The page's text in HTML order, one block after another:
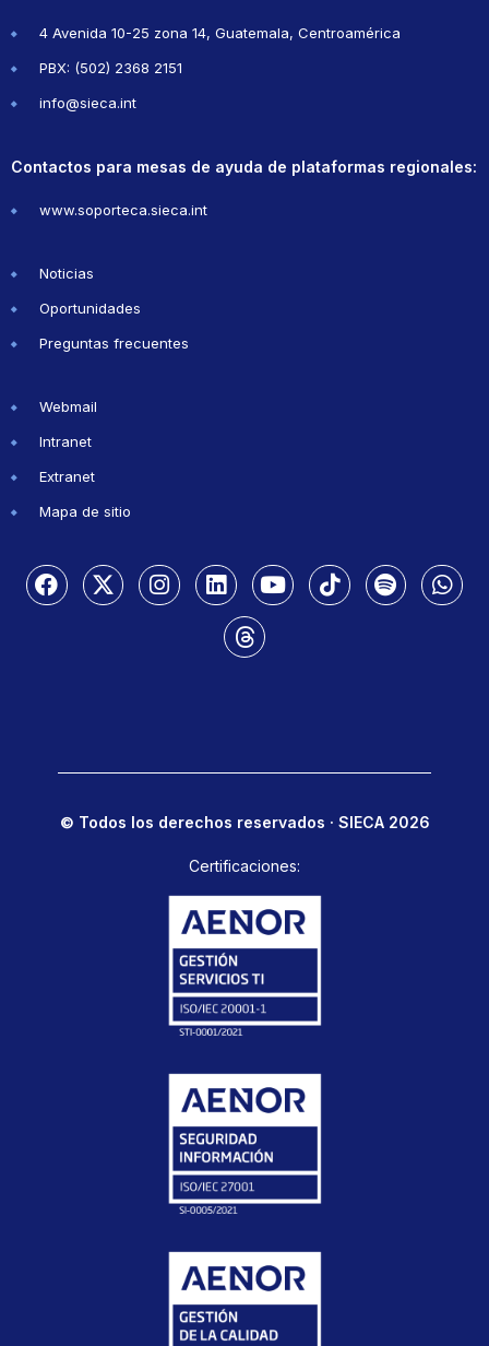
4 Avenida 10-25 zona 14, Guatemala, Centroamérica
PBX: (502) 2368 2151
info@sieca.int
Contactos para mesas de ayuda de plataformas regionales:
www.soporteca.sieca.int
Noticias
Oportunidades
Preguntas frecuentes
Webmail
Intranet
Extranet
Mapa de sitio
© Todos los derechos reservados · SIECA 2026
Certificaciones: